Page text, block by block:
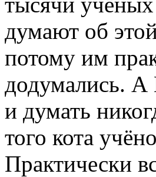
думают об
потому им
додумались. А
и думать
того кота
Практически